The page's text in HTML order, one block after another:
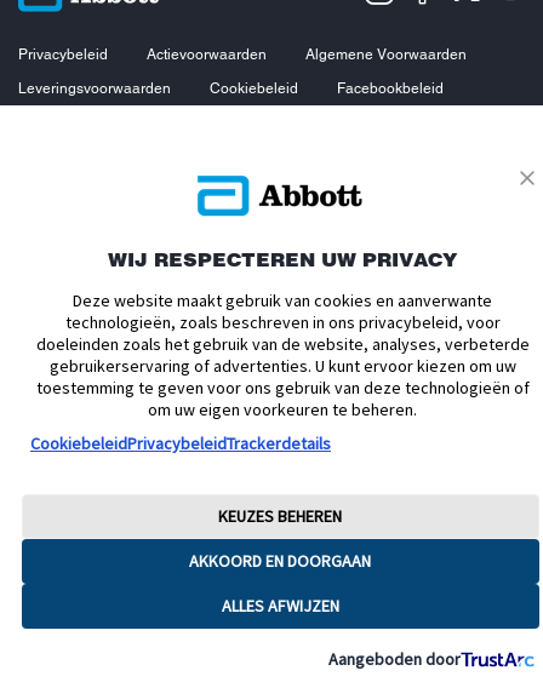
Privacybeleid Actievoorwaarden
Algemene Voorwaarden
Leveringsvoorwaarden
Cookiebeleid
Facebookbeleid
© 2026 Abbott. Alle rechten voorbehouden. Libre, het vlinder logo, de vorm
intellectueel eigendom van Abbott. Android en Google Play zijn
van Apple Inc. Andere handelsmerken zijn eigendom van hun
respectievelijke eigenaren. Afbeeldingen zijn enkel ter illustratie. Het betreft
geen echte patiënt of zorgverlener. Deze informatie is enkel bedoeld voor
inwoners van Nederland. ADC-76851 v8
WIJ RESPECTEREN UW PRIVACY
Deze website maakt gebruik van cookies en aanverwante
technologieën, zoals beschreven in ons privacybeleid, voor
doeleinden zoals het gebruik van de website, analyses, verbeterde
gebruikerservaring of advertenties. U kunt ervoor kiezen om uw
toestemming te geven voor ons gebruik van deze technologieën of
om uw eigen voorkeuren te beheren.
CookiebeleidPrivacybeleidTrackerdetails
AKKOORD EN DOORGAAN
ALLES AFWIJZEN
KEUZES BEHEREN
Aangeboden door